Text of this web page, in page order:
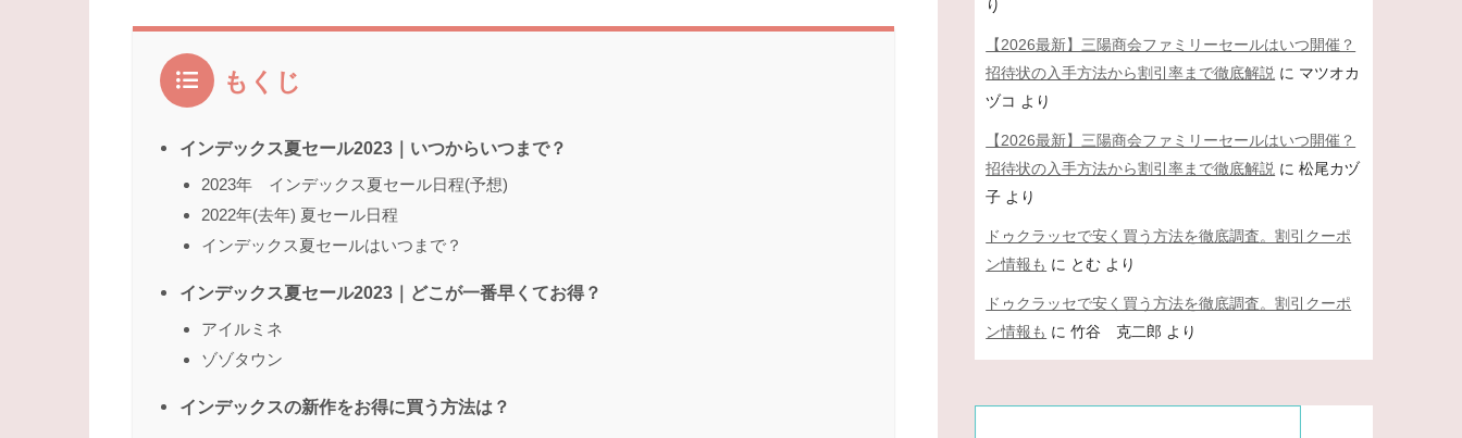
もくじ
インデックス夏セール2023｜いつからいつまで？
2023年 インデックス夏セール日程(予想)
2022年(去年) 夏セール日程
インデックス夏セールはいつまで？
インデックス夏セール2023｜どこが一番早くてお得？
アイルミネ
ゾゾタウン
インデックスの新作をお得に買う方法は？
り
【2026最新】三陽商会ファミリーセールはいつ開催？
招待状の入手方法から割引率まで徹底解説 に マツオカ
ヅコ より
【2026最新】三陽商会ファミリーセールはいつ開催？
招待状の入手方法から割引率まで徹底解説 に松尾カヅ
子 より
ドゥクラッセで安く買う方法を徹底調査。割引クーポ
ン情報も に とむ より
ドゥクラッセで安く買う方法を徹底調査。割引クーポ
ン情報も に竹谷 克二郎 より